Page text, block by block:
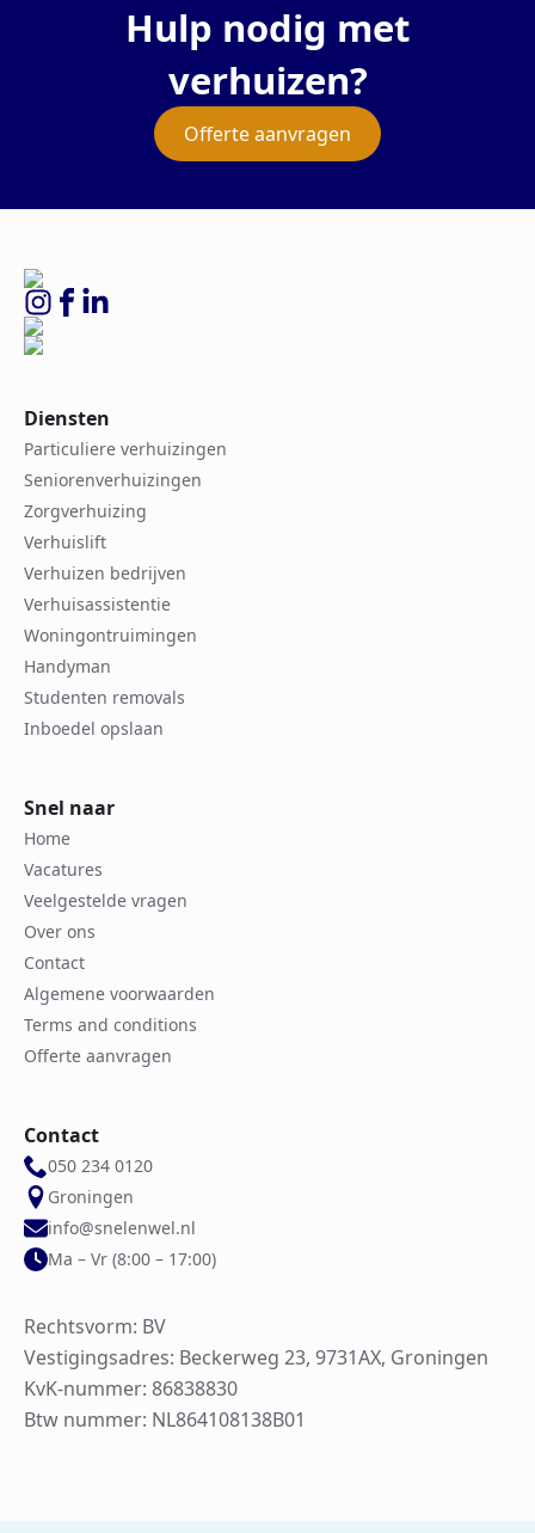
Hulp nodig met
verhuizen?
Offerte aanvragen
Diensten
Particuliere verhuizingen
Seniorenverhuizingen
Zorgverhuizing
Verhuislift
Verhuizen bedrijven
Verhuisassistentie
Woningontruimingen
Handyman
Studenten removals
Inboedel opslaan
Snel naar
Home
Vacatures
Veelgestelde vragen
Over ons
Contact
Algemene voorwaarden
Terms and conditions
Offerte aanvragen
Contact
050 234 0120
Groningen
info@snelenwel.nl
Ma – Vr (8:00 – 17:00)
Rechtsvorm: BV
Vestigingsadres: Beckerweg 23, 9731AX, Groningen
KvK-nummer: 86838830
Btw nummer: NL864108138B01